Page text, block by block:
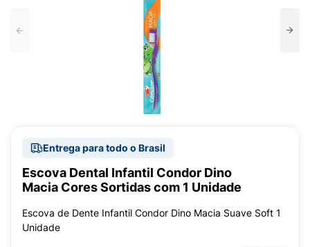
Entrega para todo o Brasil
Escova Dental Infantil Condor Dino
Macia Cores Sortidas com 1 Unidade
Escova de Dente Infantil Condor Dino Macia Suave Soft 1
Unidade